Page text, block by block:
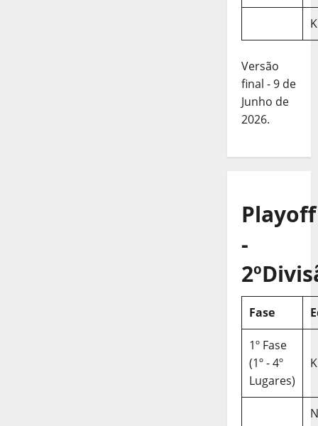
Versão
final - 9 de
Junho de
2026.
Playoff
-
Fase
1º Fase
(1º - 4º
Lugares)